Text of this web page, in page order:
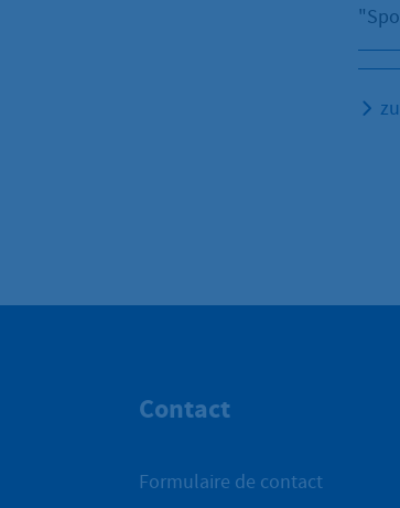
Contact
Formulaire de contact